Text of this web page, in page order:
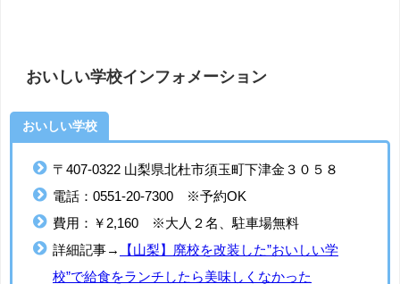
おいしい学校インフォメーション
おいしい学校
〒407-0322 山梨県北杜市須玉町下津金３０５８
電話：0551-20-7300 ※予約OK
費用：￥2,160 ※大人２名、駐車場無料
詳細記事→
【山梨】廃校を改装した”おいしい学
校”で給食をランチしたら美味しくなかった